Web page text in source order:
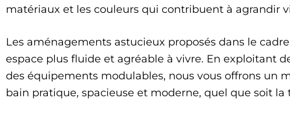
matériaux et les couleurs qui contribuent à agrandir
Les aménagements astucieux proposés dans le
espace plus fluide et agréable à vivre. En exploitant
des équipements modulables, nous vous offrons un
bain pratique, spacieuse et moderne, quel que soit la